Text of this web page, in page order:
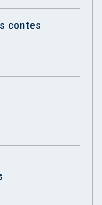
contes